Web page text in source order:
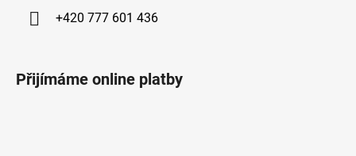
+420 777 601 436
Přijímáme online platby